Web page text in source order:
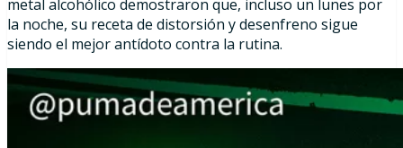
metal alcohólico demostraron que, incluso un lunes por
la noche, su receta de distorsión y desenfreno sigue
siendo el mejor antídoto contra la rutina.